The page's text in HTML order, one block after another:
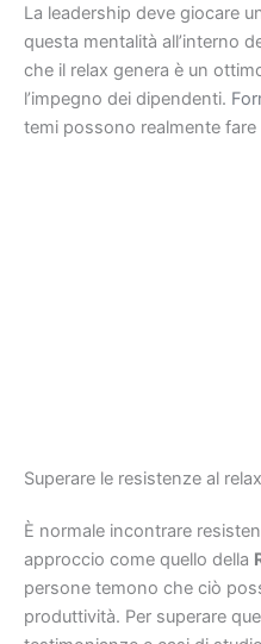
La leadership deve giocare
questa mentalità all’interno
che il relax genera è un
l’impegno dei dipendenti.
temi possono realmente fare
Superare le resistenze al
È normale incontrare
approccio come quello della
persone temono che ciò
produttività. Per superare